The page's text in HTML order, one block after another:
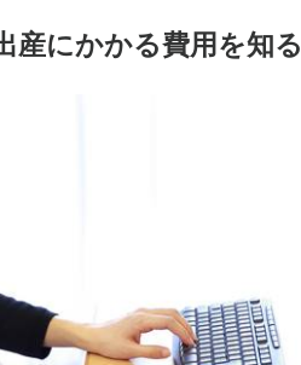
産にかかる費用を知る